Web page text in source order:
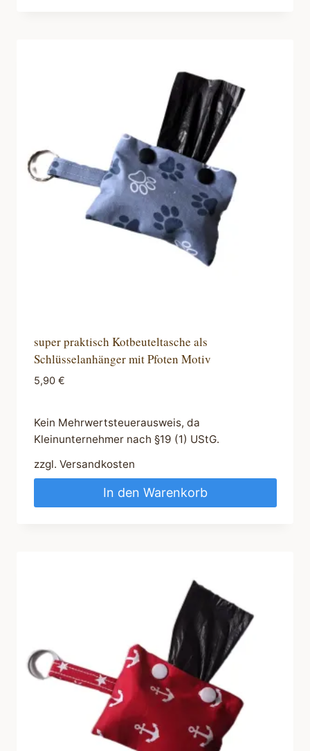
super praktisch Kotbeuteltasche als
Schlüsselanhänger mit Pfoten Motiv
5,90 €
Kein Mehrwertsteuerausweis, da
Kleinunternehmer nach §19 (1) UStG.
zzgl. Versandkosten
In den Warenkorb